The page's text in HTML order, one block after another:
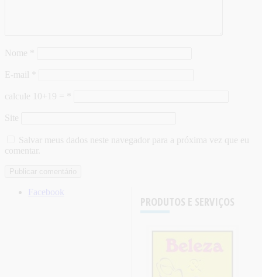
Nome
E-mail
calcule 10+19 =
Site
Salvar meus dados neste navegador para a próxima vez que eu
comentar.
PRODUTOS E SERVIÇOS
Facebook